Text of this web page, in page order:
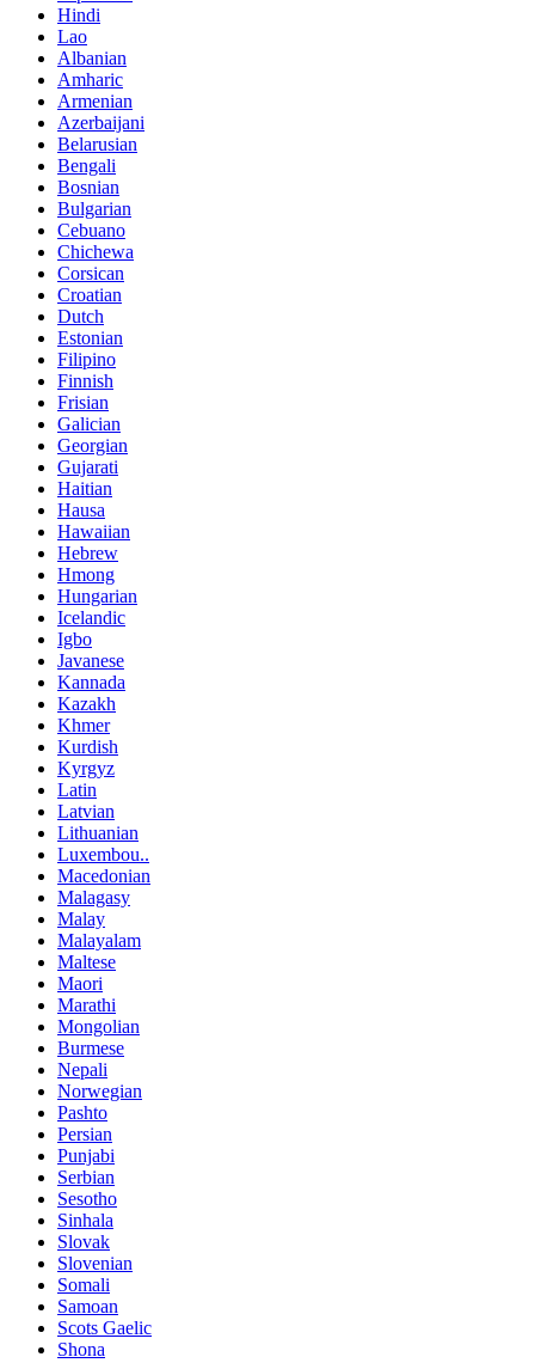
Hindi
Lao
Albanian
Amharic
Armenian
Azerbaijani
Belarusian
Bengali
Bosnian
Bulgarian
Cebuano
Chichewa
Corsican
Croatian
Dutch
Estonian
Filipino
Finnish
Frisian
Galician
Georgian
Gujarati
Haitian
Hausa
Hawaiian
Hebrew
Hmong
Hungarian
Icelandic
Igbo
Javanese
Kannada
Kazakh
Khmer
Kurdish
Kyrgyz
Latin
Latvian
Lithuanian
Luxembou..
Macedonian
Malagasy
Malay
Malayalam
Maltese
Maori
Marathi
Mongolian
Burmese
Nepali
Norwegian
Pashto
Persian
Punjabi
Serbian
Sesotho
Sinhala
Slovak
Slovenian
Somali
Samoan
Scots Gaelic
Shona